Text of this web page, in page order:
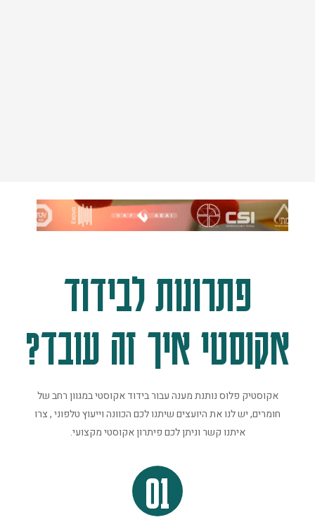
פתרונות לבידוד
אקוסטי איך זה עובד?
אקוסטיק פלוס נותנת מענה עבור בידוד אקוסטי במגוון רחב של
חומרים, יש לנו את היועצים שיתנו לכם הכוונה וייעוץ טלפוני , צרו
איתנו קשר וניתן לכם פיתרון אקוסטי מקצועי.
01